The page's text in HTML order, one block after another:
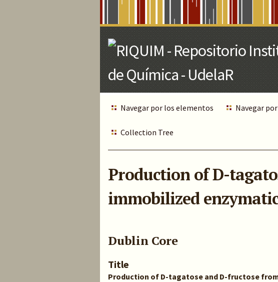
Navegar por los elementos Navegar
Collection Tree
Production of D-
immobilized
Dublin Core
Title
Production of D-tagatose and D-fructose